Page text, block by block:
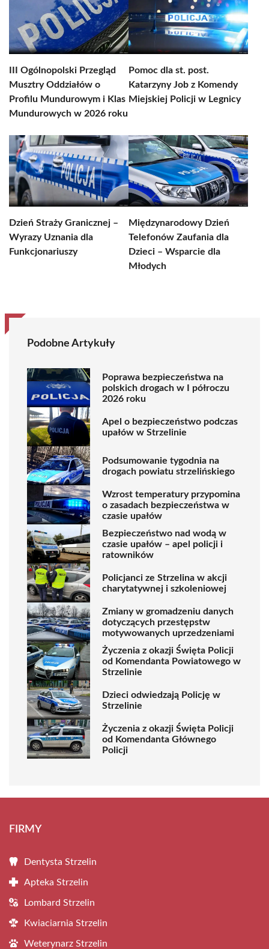
III Ogólnopolski Przegląd
Musztry Oddziałów o
Profilu Mundurowym i Klas
Mundurowych w 2026 roku
Pomoc dla st. post.
Katarzyny Job z Komendy
Miejskiej Policji w Legnicy
Dzień Straży Granicznej –
Wyrazy Uznania dla
Funkcjonariuszy
Międzynarodowy Dzień
Telefonów Zaufania dla
Dzieci – Wsparcie dla
Młodych
Podobne Artykuły
Poprawa bezpieczeństwa na
polskich drogach w I półroczu
2026 roku
Apel o bezpieczeństwo podczas
upałów w Strzelinie
Podsumowanie tygodnia na
drogach powiatu strzelińskiego
Wzrost temperatury przypomina
o zasadach bezpieczeństwa w
czasie upałów
Bezpieczeństwo nad wodą w
czasie upałów – apel policji i
ratowników
Policjanci ze Strzelina w akcji
charytatywnej i szkoleniowej
Zmiany w gromadzeniu danych
dotyczących przestępstw
motywowanych uprzedzeniami
Życzenia z okazji Święta Policji
od Komendanta Powiatowego w
Strzelinie
Dzieci odwiedzają Policję w
Strzelinie
Życzenia z okazji Święta Policji
od Komendanta Głównego
Policji
FIRMY
Dentysta Strzelin
Apteka Strzelin
Lombard Strzelin
Kwiaciarnia Strzelin
Weterynarz Strzelin